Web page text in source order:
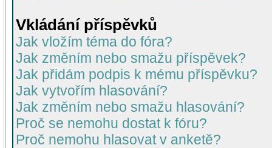
Vkládání příspěvků
Jak vložím téma do fóra?
Jak změním nebo smažu příspěvek?
Jak přidám podpis k mému příspěvku?
Jak vytvořím hlasování?
Jak změním nebo smažu hlasování?
Proč se nemohu dostat k fóru?
Proč nemohu hlasovat v anketě?